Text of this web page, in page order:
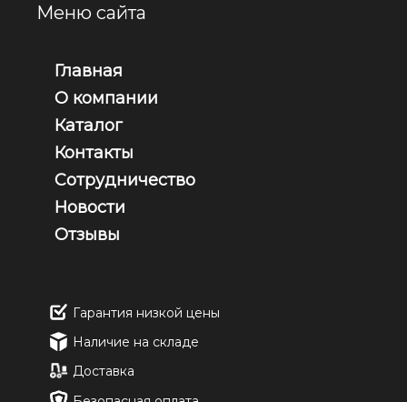
Меню сайта
Главная
О компании
Каталог
Контакты
Сотрудничество
Новости
Отзывы
Гарантия низкой цены
Наличие на складе
Доставка